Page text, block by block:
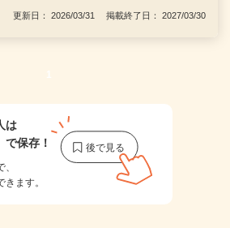
更新日： 2026/03/31 掲載終了日： 2027/03/30
1
は
で保存！
ます。